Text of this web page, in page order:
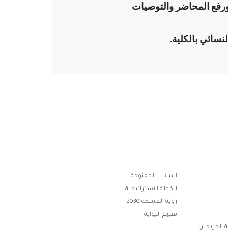
المحاضر والتوصيات
بالكلية.
البيانات المفتوحة
الخطة الاستراتيجية
رؤية المملكة 2030
تقييم البوابة
الخريجين